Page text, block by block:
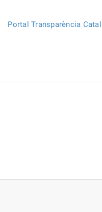
Portal Transparència